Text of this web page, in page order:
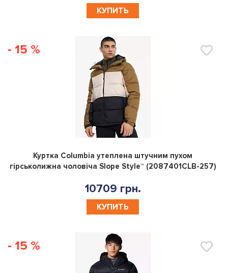
КУПИТЬ
- 15 %
0
Куртка Columbia утеплена штучним пухом
гірськолижна чоловіча Slope Style™ (2087401CLB-257)
10709 грн.
КУПИТЬ
- 15 %